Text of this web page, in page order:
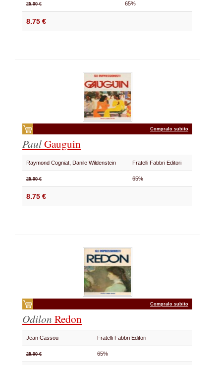
25.00 € 65%
8.75 €
Compralo subito
PaulGauguin
Raymond Cogniat, Danile Wildenstein Fratelli Fabbri Editori
25.00 € 65%
8.75 €
Compralo subito
Odilon Redon
Jean Cassou Fratelli Fabbri Editori
25.00 € 65%